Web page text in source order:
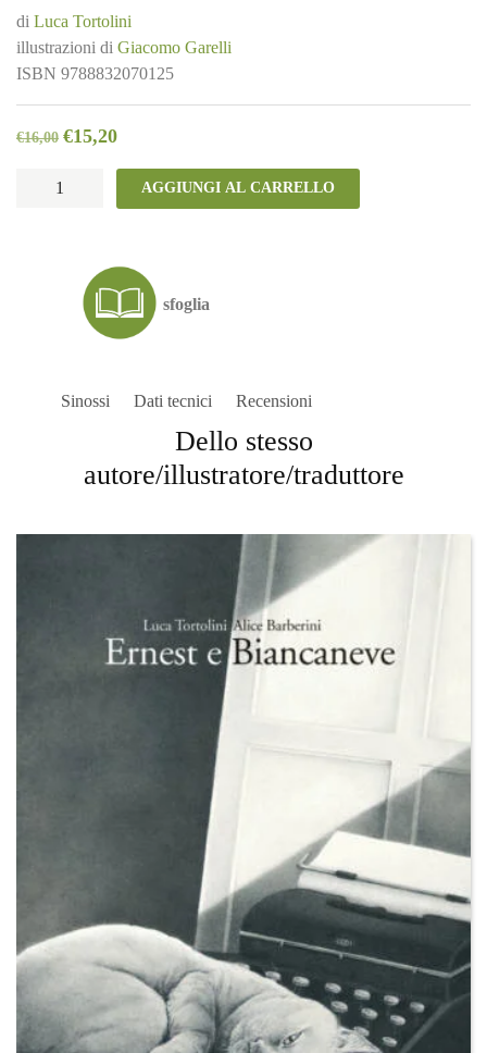
di Luca Tortolini
illustrazioni di Giacomo Garelli
ISBN 9788832070125
€16,00 €15,20
AGGIUNGI AL CARRELLO
sfoglia
Sinossi Dati tecnici Recensioni
Dello stesso
autore/illustratore/traduttore